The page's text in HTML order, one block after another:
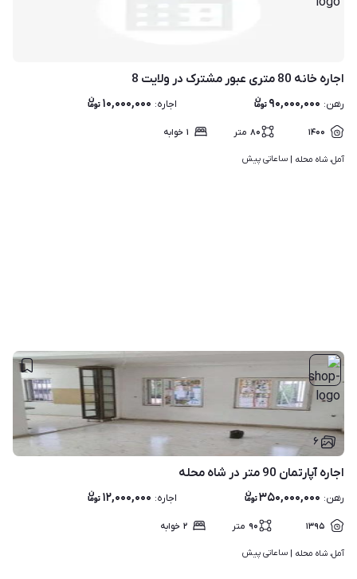
اجاره خانه 80 متری عبور مشترک در ولایت 8
رهن: ۹۰,۰۰۰,۰۰۰ اجاره: ۱۰,۰۰۰,۰۰۰
۱۴۰۰ ۸۰ متر ۱ خوابه
آمل، شاه محله | ساعاتی پیش
۶
اجاره آپارتمان 90 متر در شاه محله
رهن: ۳۵۰,۰۰۰,۰۰۰ اجاره: ۱۲,۰۰۰,۰۰۰
۱۳۹۵ ۹۰ متر ۲ خوابه
آمل، شاه محله | ساعاتی پیش